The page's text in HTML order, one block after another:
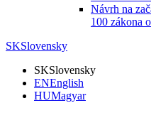
Návrh na
100 zákona
SKSlovensky
SKSlovensky
ENEnglish
HUMagyar